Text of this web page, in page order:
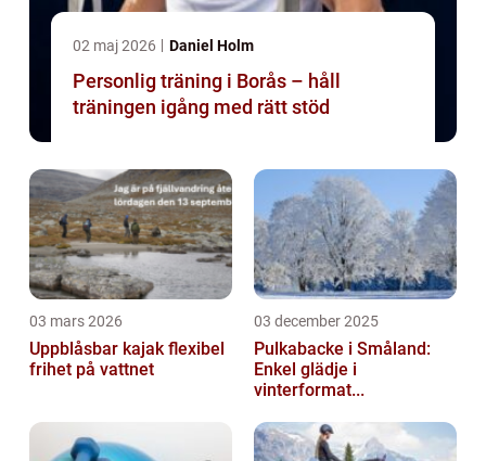
02 maj 2026 Daniel Holm
Personlig träning i Borås – håll
träningen igång med rätt stöd
03 mars 2026
Uppblåsbar kajak flexibel
frihet på vattnet
03 december 2025
Pulkabacke i Småland:
Enkel glädje i
vinterformat...